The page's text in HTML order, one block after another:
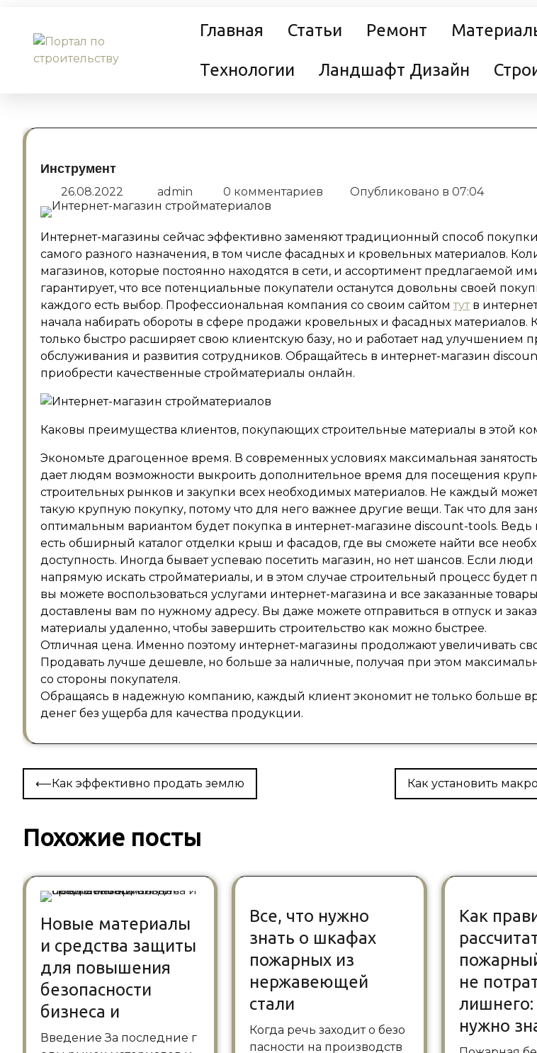
содержанию
Главная Статьи Ремонт
Технологии Ландшафт Дизайн
Инструмент
26.08.2022 admin 0 комментариев Опубликовано в 07:04
Интернет-магазины сейчас эффективно заменяют традиционный способ
самого разного назначения, в том числе фасадных и кровельных материалов.
магазинов, которые постоянно находятся в сети, и ассортимент предлагаемой
гарантирует, что все потенциальные покупатели останутся довольны своей
каждого есть выбор. Профессиональная компания со своим сайтомтут в
начала набирать обороты в сфере продажи кровельных и фасадных материалов.
только быстро расширяет свою клиентскую базу, но и работает над улучшением
обслуживания и развития сотрудников. Обращайтесь в интернет-магазин
приобрести качественные стройматериалы онлайн.
Каковы преимущества клиентов, покупающих строительные материалы в этой
Экономьте драгоценное время. В современных условиях максимальная
дает людям возможности выкроить дополнительное время для посещения
строительных рынков и закупки всех необходимых материалов. Не каждый
такую ​​крупную покупку, потому что для него важнее другие вещи. Так что для
оптимальным вариантом будет покупка в интернет-магазине discount-tools. Ведь
есть обширный каталог отделки крыш и фасадов, где вы сможете найти все
доступность. Иногда бывает успеваю посетить магазин, но нет шансов. Если люди
напрямую искать стройматериалы, и в этом случае строительный процесс будет
вы можете воспользоваться услугами интернет-магазина и все заказанные
доставлены вам по нужному адресу. Вы даже можете отправиться в отпуск и
материалы удаленно, чтобы завершить строительство как можно быстрее.
Отличная цена. Именно поэтому интернет-магазины продолжают увеличивать
Продавать лучше дешевле, но больше за наличные, получая при этом
со стороны покупателя.
Обращаясь в надежную компанию, каждый клиент экономит не только больше
денег без ущерба для качества продукции.
Навигация
по
⟵Как эффективно продать землю Как установить
Похожие посты
Новые материалы
и средства защиты
для повышения
безопасности
бизнеса и
Введение За последние г
Все, что нужно
знать о шкафах
пожарных из
нержавеющей
стали
Когда речь заходит о безо
пасности на производств
Как
не
лишнего:
нужно